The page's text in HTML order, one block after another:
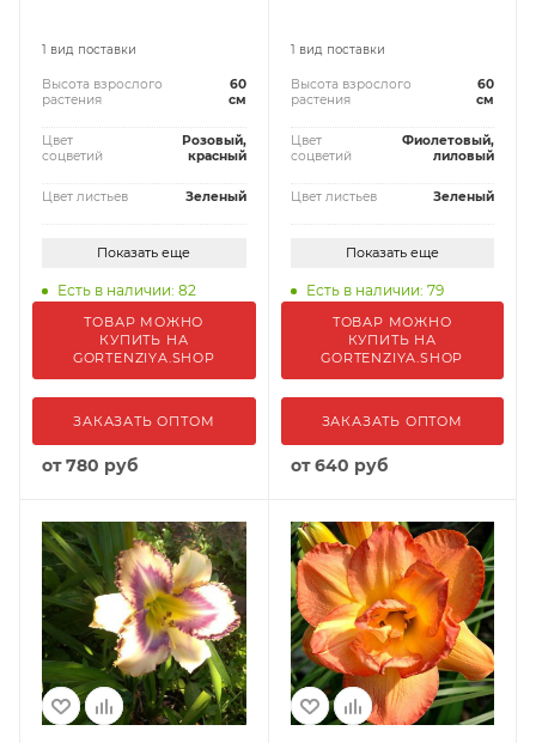
1 вид поставки
Высота взрослого
растения
60
см
Цвет
соцветий
Розовый,
красный
Цвет листьев Зеленый
Показать еще
Есть в наличии: 82
ТОВАР МОЖНО
КУПИТЬ НА
GORTENZIYA.SHOP
ЗАКАЗАТЬ ОПТОМ
от780 руб
1 вид поставки
Высота взрослого
растения
60
см
Цвет
соцветий
Фиолетовый,
лиловый
Цвет листьев Зеленый
Показать еще
Есть в наличии: 79
ТОВАР МОЖНО
КУПИТЬ НА
GORTENZIYA.SHOP
ЗАКАЗАТЬ ОПТОМ
от640 руб